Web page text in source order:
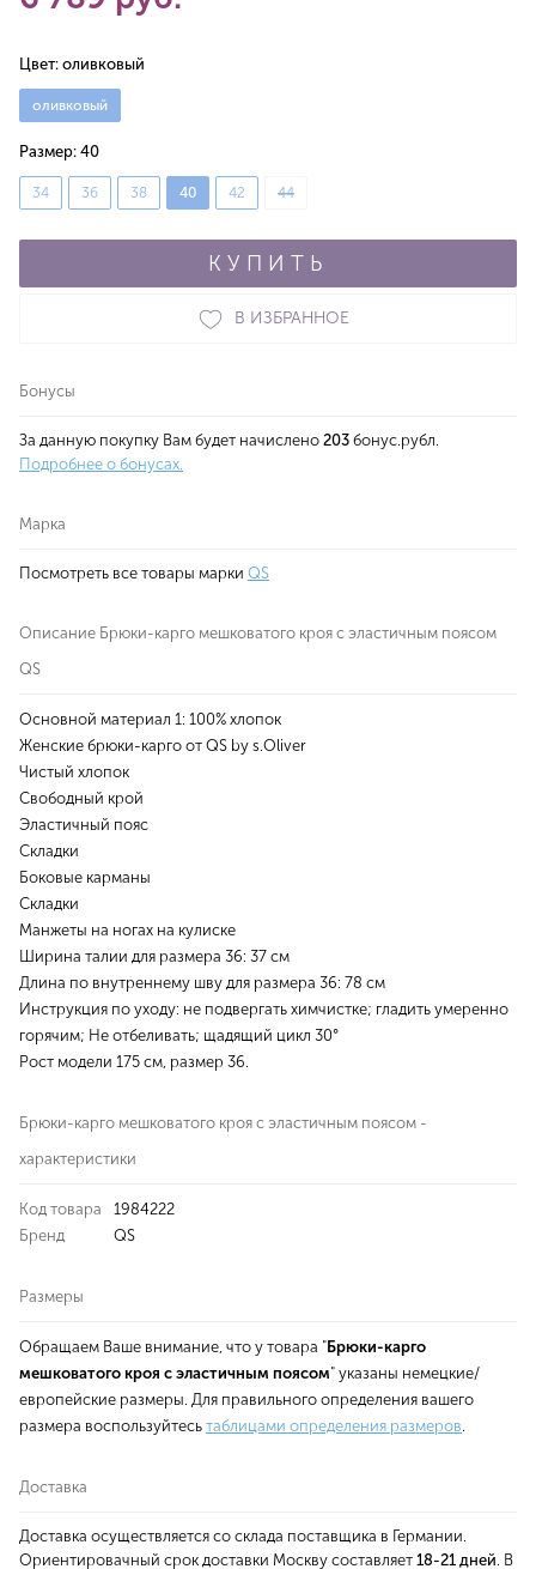
Цвет: оливковый
оливковый
Размер: 40
34 36 38 40 42 44
КУПИТЬ
В ИЗБРАННОЕ
Бонусы
За данную покупку Вам будет начислено 203 бонус.рубл.
Подробнее о бонусах.
Марка
Посмотреть все товары марки QS
Описание Брюки-карго мешковатого кроя с эластичным поясом
QS
Основной материал 1: 100% хлопок
Женские брюки-карго от QS by s.Oliver
Чистый хлопок
Свободный крой
Эластичный пояс
Складки
Боковые карманы
Складки
Манжеты на ногах на кулиске
Ширина талии для размера 36: 37 см
Длина по внутреннему шву для размера 36: 78 см
Инструкция по уходу: не подвергать химчистке; гладить умеренно
горячим; Не отбеливать; щадящий цикл 30°
Рост модели 175 см, размер 36.
Брюки-карго мешковатого кроя с эластичным поясом -
характеристики
Код товара
1984222
Бренд
QS
Размеры
Обращаем Ваше внимание, что у товара "Брюки-карго
мешковатого кроя с эластичным поясом" указаны немецкие/
европейские размеры. Для правильного определения вашего
размера воспользуйтесь таблицами определения размеров.
Доставка
Доставка осуществляется со склада поставщика в Германии.
Ориентировачный срок доставки Москву составляет 18-21 дней. В